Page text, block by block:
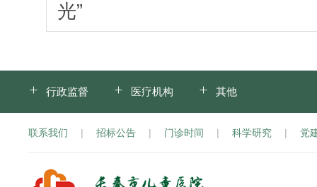
光”
行政监督 医疗机构 其他
联系我们 | 招标公告 | 门诊时间 | 科学研究 | 党